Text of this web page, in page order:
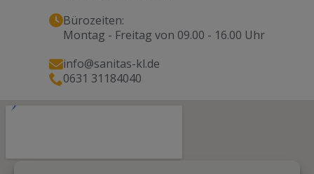
Bürozeiten:
Montag - Freitag von 09.00 - 16.00 Uhr
info@sanitas-kl.de
0631 31184040